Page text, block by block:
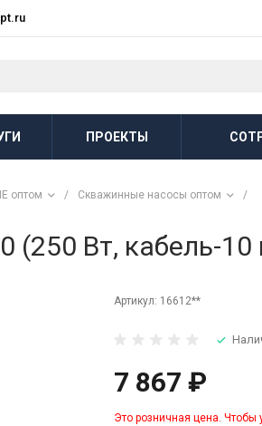
ПРОЕКТЫ
оптом / Скважинные насосы оптом
/
(250 Вт, кабель-
Артикул: 16612**
7 867 ₽
Это розничная цена. Чтобы